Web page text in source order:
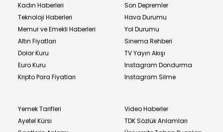
Kadın Haberleri
Teknoloji Haberleri
Memur ve Emekli Haberleri
Altın Fiyatları
Dolar Kuru
Euro Kuru
Kripto Para Fiyatları
Son Depremler
Hava Durumu
Yol Durumu
Sinema Rehberi
TV Yayın Akışı
Instagram Dondurma
Instagram Silme
Yemek Tarifleri
Ayetel Kürsi
Video Haberler
TDK Sözlük Anlamları